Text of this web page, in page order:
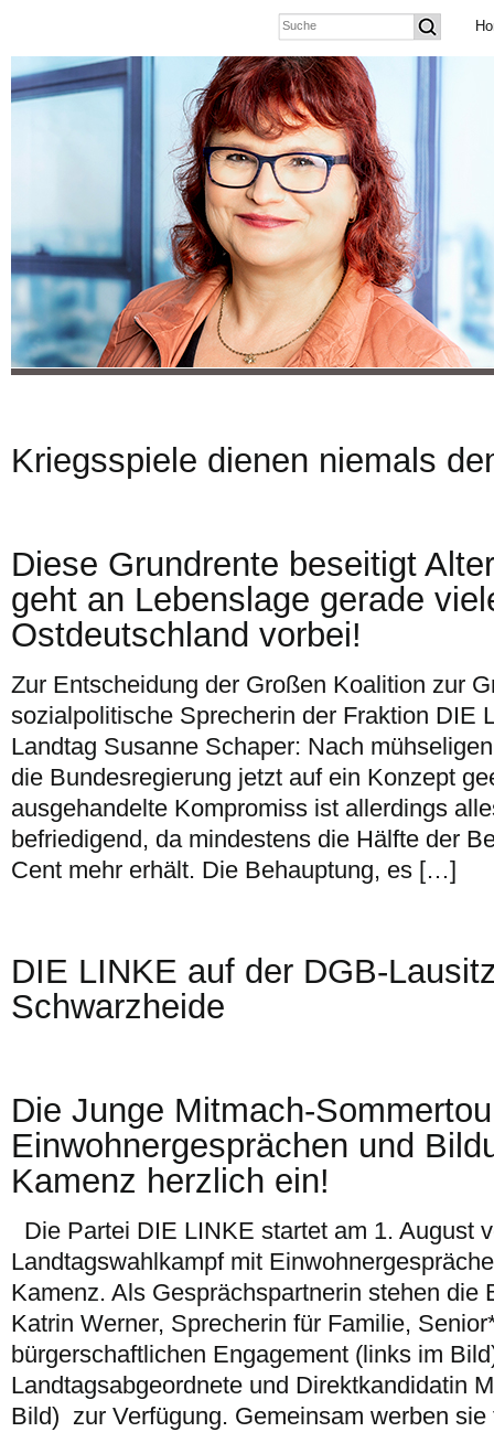
Kriegsspiele dienen niemals
Diese Grundrente beseitigt
geht an Lebenslage gerade
Ostdeutschland vorbei!
Zur Entscheidung der Großen Koalition zur
sozialpolitische Sprecherin der Fraktion DIE
Landtag Susanne Schaper: Nach
die Bundesregierung jetzt auf ein Konzept
ausgehandelte Kompromiss ist allerdings
befriedigend, da mindestens die Hälfte der
Cent mehr erhält. Die Behauptung, es […]
DIE LINKE auf der DGB-
Schwarzheide
Die Junge Mitmach-
Einwohnergesprächen und
Kamenz herzlich ein!
Die Partei DIE LINKE startet am 1. August
Landtagswahlkampf mit
Kamenz. Als Gesprächspartnerin stehen die
Katrin Werner, Sprecherin für Familie,
bürgerschaftlichen Engagement (links im
Landtagsabgeordnete und Direktkandidatin
Bild) zur Verfügung. Gemeinsam werben